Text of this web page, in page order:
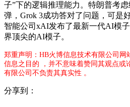
子”下的逻辑推理能力。特朗普考
弹，Grok 3成功答对了问题，可是
智能公司xAI发布了最新一代AI模
界顶尖的AI模子。
郑重声明：HB火博信息技术有限公司网
信息之目的 ，并不意味着赞同其观点或
有限公司不负责其真实性 。
分享到：